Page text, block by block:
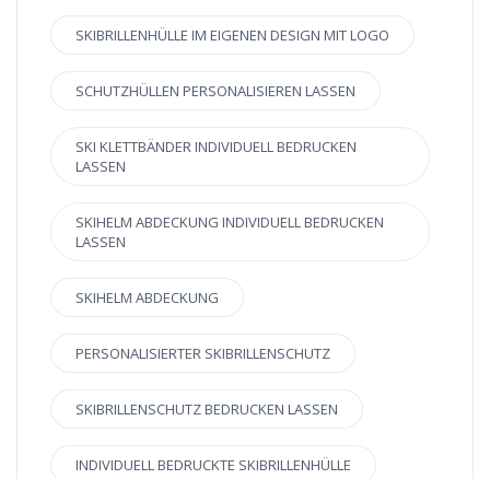
SKIBRILLENHÜLLE IM EIGENEN DESIGN MIT LOGO
SCHUTZHÜLLEN PERSONALISIEREN LASSEN
SKI KLETTBÄNDER INDIVIDUELL BEDRUCKEN
LASSEN
SKIHELM ABDECKUNG INDIVIDUELL BEDRUCKEN
LASSEN
SKIHELM ABDECKUNG
PERSONALISIERTER SKIBRILLENSCHUTZ
SKIBRILLENSCHUTZ BEDRUCKEN LASSEN
INDIVIDUELL BEDRUCKTE SKIBRILLENHÜLLE